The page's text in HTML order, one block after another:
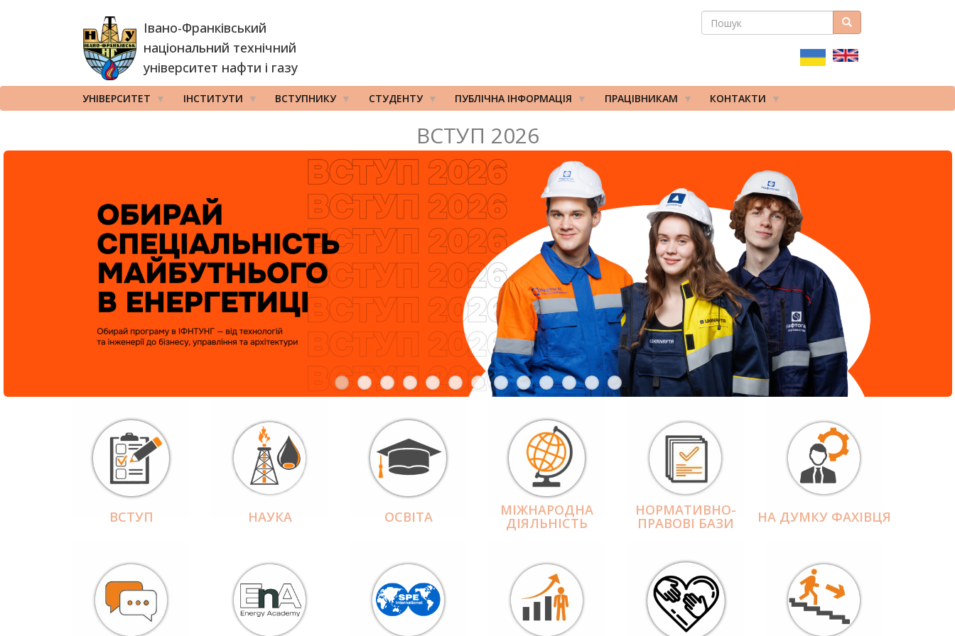
Івано-Франківський
національний технічний
університет нафти і газу
ПОШУКОВА
ПОШУК Пошук
УНІВЕРСИТЕТ ІНСТИТУТИ ВСТУПНИКУ СТУДЕНТУ ПУБЛІЧНА ІНФОРМАЦІЯ ПРАЦІВНИКАМ КОНТАКТИ
ВСТУП 2026
ВСТУП НАУКА ОСВІТА МІЖНАРОДНА
ДІЯЛЬНІCТЬ
НОРМАТИВНО-
ПРАВОВІ БАЗИ НА ДУМКУ ФАХІВЦЯ